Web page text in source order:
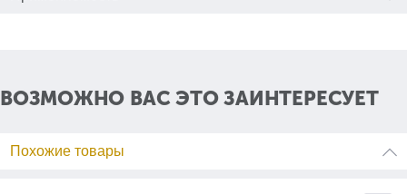
ВОЗМОЖНО ВАС ЭТО ЗАИНТЕРЕСУЕТ
Похожие товары